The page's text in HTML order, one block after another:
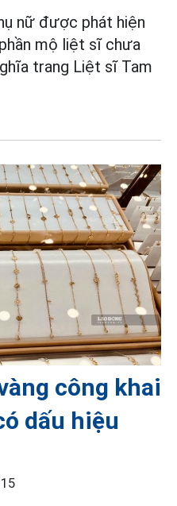
nữ được phát hiện
mộ liệt sĩ chưa
trang Liệt sĩ Tam
công khai
dấu hiệu